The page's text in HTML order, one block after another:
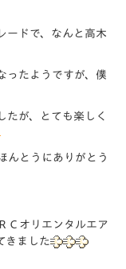
ードで、なんと高木
ったようですが、僕
たが、とても楽しく
んとうにありがとう
Ｃオリエンタルエア
きました